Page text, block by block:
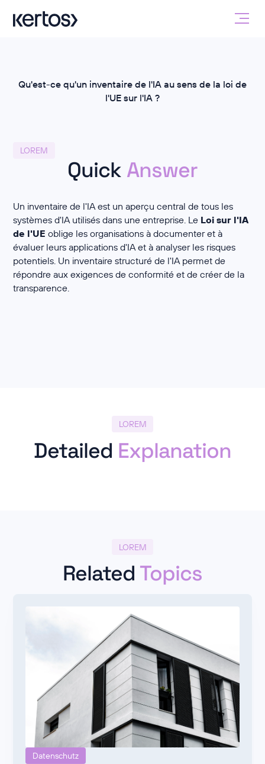
Qu'est-ce qu'un inventaire de l'IA au sens de la loi de
l'UE sur l'IA ?
LOREM
Quick Answer
Un inventaire de l'IA est un aperçu central de tous les
systèmes d'IA utilisés dans une entreprise. Le Loi sur l'IA
de l'UE oblige les organisations à documenter et à
évaluer leurs applications d'IA et à analyser les risques
potentiels. Un inventaire structuré de l'IA permet de
répondre aux exigences de conformité et de créer de la
transparence.
LOREM
Detailed Explanation
LOREM
Related Topics
Datenschutz